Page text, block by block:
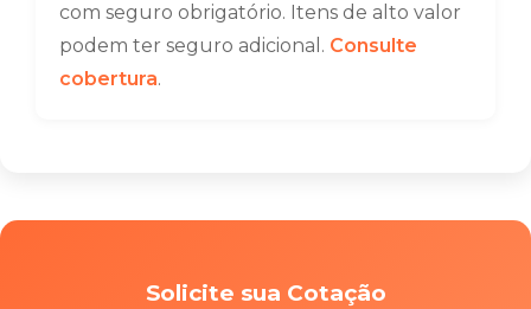
com seguro obrigatório. Itens de alto valor
podem ter seguro adicional. Consulte
cobertura.
Solicite sua Cotação